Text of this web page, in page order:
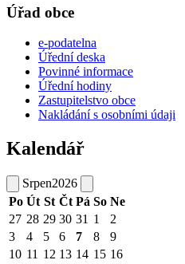
Úřad obce
e-podatelna
Úřední deska
Povinné informace
Úřední hodiny
Zastupitelstvo obce
Nakládání s osobními údaji
Kalendář
Srpen2026
Po Út St Čt Pá So Ne
27 28 29 30 31 1
2
3
4 5 6 7 8
9
10 11 12 13 14 15 16